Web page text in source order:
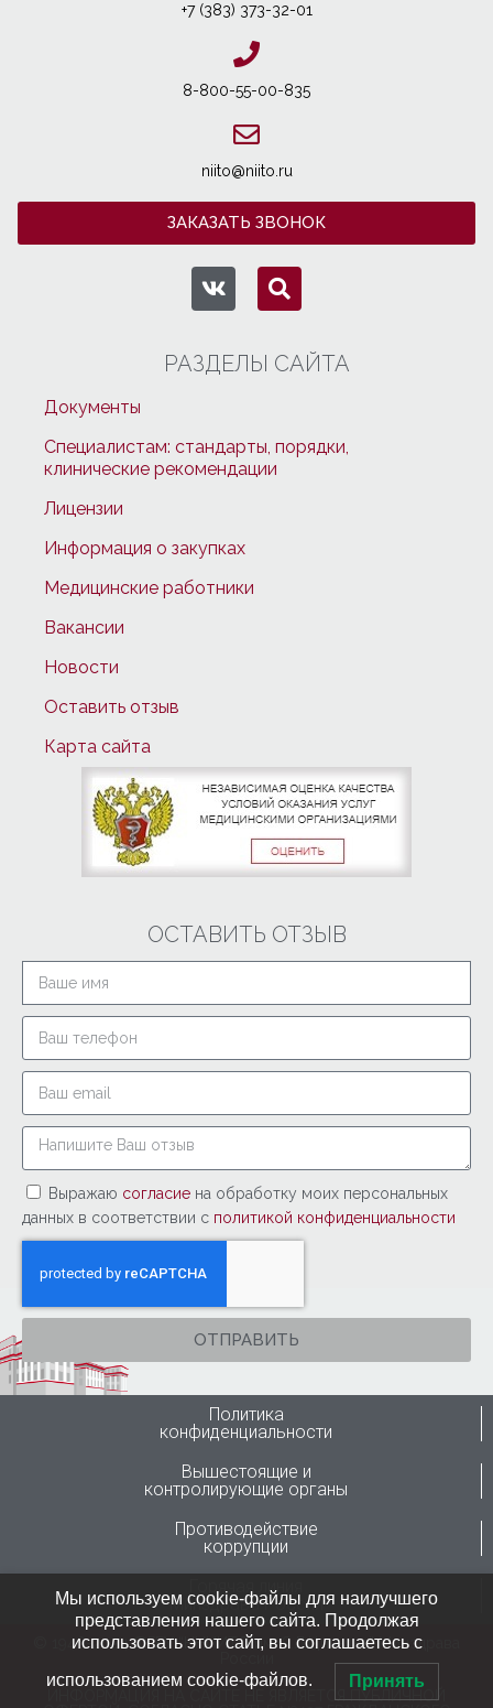
+7 (383) 373-32-01
8-800-55-00-835
niito@niito.ru
ЗАКАЗАТЬ ЗВОНОК
РАЗДЕЛЫ САЙТА
Документы
Специалистам: стандарты, порядки,
клинические рекомендации
Лицензии
Информация о закупках
Медицинские работники
Вакансии
Новости
Оставить отзыв
Карта сайта
ОСТАВИТЬ ОТЗЫВ
Выражаю согласие на обработку моих персональных
данных в соответствии с политикой конфиденциальности
ОТПРАВИТЬ
Политика
конфиденциальности
Вышестоящие и
контролирующие органы
Противодействие
коррупции
Горячая линия
Минздрава России
© 1946-2024 ФГБУ “ННИИТО им. Я.Л.Цивьяна” Минздрава
ИНФОРМАЦИЯ НА САЙТЕ НЕ ЯВЛЯЕТСЯ ПУБЛИЧНОЙ
Мы используем cookie-файлы для наилучшего
представления нашего сайта. Продолжая
использовать этот сайт, вы соглашаетесь с
использованием cookie-файлов. Принять